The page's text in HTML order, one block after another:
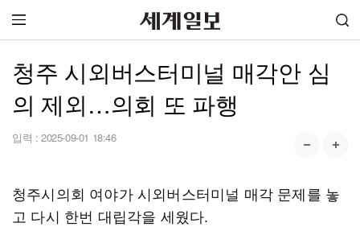
청주 시외버스터미널 매각안 심
의 제외…의회 또 파행
입력 : 2025-09-01 18:46
청주시의회 여야가 시외버스터미널 매각 문제를 놓
고 다시 한번 대립각을 세웠다.